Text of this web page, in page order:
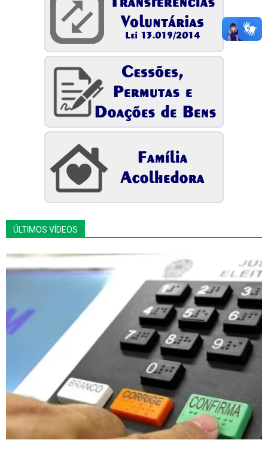
ÚLTIMOS VÍDEOS